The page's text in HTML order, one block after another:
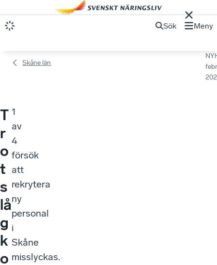
Sök Meny
Skåne län
T
r
o
t
s
lå
g
k
o
1
av
4
försök
att
rekrytera
ny
personal
i
Skåne
misslyckas.